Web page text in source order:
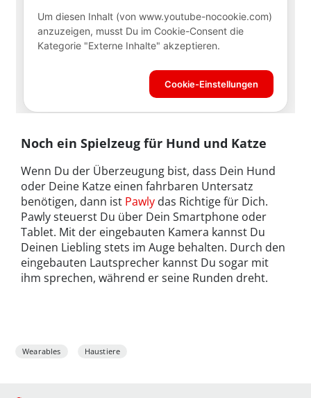
Noch ein Spielzeug für Hund und Katze
Wenn Du der Überzeugung bist, dass Dein Hund
oder Deine Katze einen fahrbaren Untersatz
benötigen, dann ist Pawly das Richtige für Dich.
Pawly steuerst Du über Dein Smartphone oder
Tablet. Mit der eingebauten Kamera kannst Du
Deinen Liebling stets im Auge behalten. Durch den
eingebauten Lautsprecher kannst Du sogar mit
ihm sprechen, während er seine Runden dreht.
Wearables Haustiere